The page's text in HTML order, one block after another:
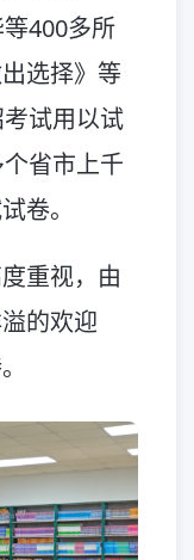
400多所
选择》等
试用以试
省市上千
卷。
重视，由
的欢迎